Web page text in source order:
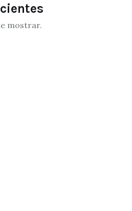
mostrar.